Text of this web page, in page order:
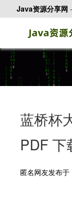
Java资源分享网 -
蓝桥杯
PDF 下
匿名网友发布